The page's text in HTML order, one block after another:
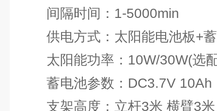
间隔时间：1-5000min
供电方式：太阳能电池板+蓄
太阳能功率：10W/30W(选
蓄电池参数：DC3.7V 10Ah
支架高度：立杆3米 横臂3米